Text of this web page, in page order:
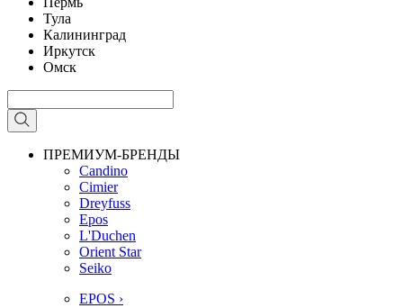
Тула
Калининград
Иркутск
Омск
ПРЕМИУМ-БРЕНДЫ
Candino
Cimier
Dreyfuss
Epos
L'Duchen
Orient Star
Seiko
EPOS ›